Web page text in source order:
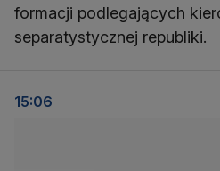
formacji podlegających
separatystycznej republiki.
15:06